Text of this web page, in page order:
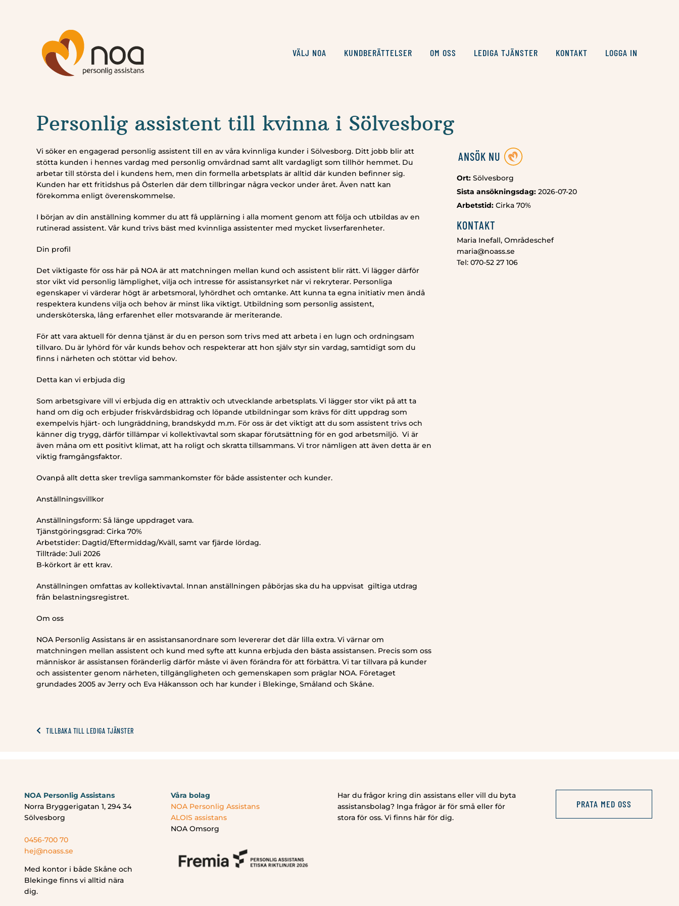
VÄLJ NOA KUNDBERÄTTELSER OM OSS LEDIGA TJÄNSTER KONTAKT LOGGA IN
Personlig assistent till kvinna i Sölvesborg
Vi söker en engagerad personlig assistent till en av våra kvinnliga kunder i Sölvesborg. Ditt jobb blir att
stötta kunden i hennes vardag med personlig omvårdnad samt allt vardagligt som tillhör hemmet. Du
arbetar till största del i kundens hem, men din formella arbetsplats är alltid där kunden befinner sig.
Kunden har ett fritidshus på Österlen där dem tillbringar några veckor under året. Även natt kan
förekomma enligt överenskommelse.
I början av din anställning kommer du att få upplärning i alla moment genom att följa och utbildas av en
rutinerad assistent. Vår kund trivs bäst med kvinnliga assistenter med mycket livserfarenheter.
Din profil
Det viktigaste för oss här på NOA är att matchningen mellan kund och assistent blir rätt. Vi lägger därför
stor vikt vid personlig lämplighet, vilja och intresse för assistansyrket när vi rekryterar. Personliga
egenskaper vi värderar högt är arbetsmoral, lyhördhet och omtanke. Att kunna ta egna initiativ men ändå
respektera kundens vilja och behov är minst lika viktigt. Utbildning som personlig assistent,
undersköterska, lång erfarenhet eller motsvarande är meriterande.
För att vara aktuell för denna tjänst är du en person som trivs med att arbeta i en lugn och ordningsam
tillvaro. Du är lyhörd för vår kunds behov och respekterar att hon själv styr sin vardag, samtidigt som du
finns i närheten och stöttar vid behov.
Detta kan vi erbjuda dig
Som arbetsgivare vill vi erbjuda dig en attraktiv och utvecklande arbetsplats. Vi lägger stor vikt på att ta
hand om dig och erbjuder friskvårdsbidrag och löpande utbildningar som krävs för ditt uppdrag som
exempelvis hjärt- och lungräddning, brandskydd m.m. För oss är det viktigt att du som assistent trivs och
känner dig trygg, därför tillämpar vi kollektivavtal som skapar förutsättning för en god arbetsmiljö. Vi är
även måna om ett positivt klimat, att ha roligt och skratta tillsammans. Vi tror nämligen att även detta är en
viktig framgångsfaktor.
Ovanpå allt detta sker trevliga sammankomster för både assistenter och kunder.
Anställningsvillkor
Anställningsform: Så länge uppdraget vara.
Tjänstgöringsgrad: Cirka 70%
Arbetstider: Dagtid/Eftermiddag/Kväll, samt var fjärde lördag.
Tillträde: Juli 2026
B-körkort är ett krav.
Anställningen omfattas av kollektivavtal. Innan anställningen påbörjas ska du ha uppvisat giltiga utdrag
från belastningsregistret.
Om oss
NOA Personlig Assistans är en assistansanordnare som levererar det där lilla extra. Vi värnar om
matchningen mellan assistent och kund med syfte att kunna erbjuda den bästa assistansen. Precis som oss
människor är assistansen föränderlig därför måste vi även förändra för att förbättra. Vi tar tillvara på kunder
och assistenter genom närheten, tillgängligheten och gemenskapen som präglar NOA. Företaget
grundades 2005 av Jerry och Eva Håkansson och har kunder i Blekinge, Småland och Skåne.
ANSÖK NU
Ort:Sölvesborg
Sista ansökningsdag:2026-07-20
Arbetstid:Cirka 70%
KONTAKT
Maria Inefall, Områdeschef
maria@noass.se
Tel: 070-52 27 106
TILLBAKA TILL LEDIGA TJÄNSTER
NOA Personlig Assistans
Norra Bryggerigatan 1, 294 34
Sölvesborg
0456-700 70
hej@noass.se
Med kontor i både Skåne och
Blekinge finns vi alltid nära
dig.
Våra bolag
NOA Personlig Assistans
ALOIS assistans
NOA Omsorg
Har du frågor kring din assistans eller vill du byta
assistansbolag? Inga frågor är för små eller för
stora för oss. Vi finns här för dig.
PRATA MED OSS